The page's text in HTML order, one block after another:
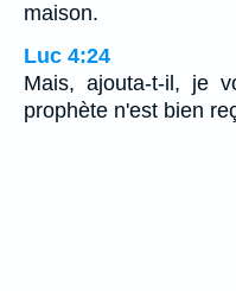
maison.
Luc 4:24
Mais, ajouta-t-il, je
prophète n'est bien